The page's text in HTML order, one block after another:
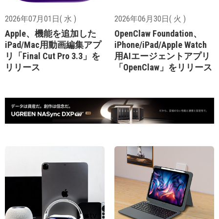
2026年07月01日( 水 )
Apple、機能を追加した
iPad/Mac用動画編集アプ
リ「Final Cut Pro 3.3」を
リリース
2026年06月30日( 火 )
OpenClaw Foundation、
iPhone/iPad/Apple Watch
用AIエージェントアプリ
「OpenClaw」をリリース